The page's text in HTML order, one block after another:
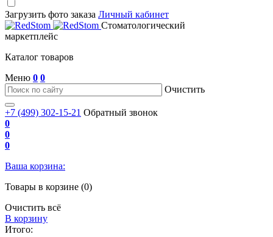
Загрузить фото заказа Личный кабинет
Стоматологический
маркетплейс
Каталог товаров
Меню 0 0
Очистить
+7 (499) 302-15-21 Обратный звонок
0
0
0
Ваша корзина:
Товары в корзине (0)
Очистить всё
В корзину
Итого: